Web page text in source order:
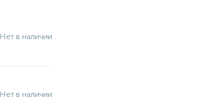
Нет в наличии
Нет в наличии